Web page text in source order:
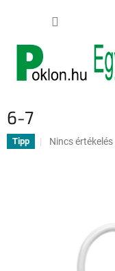
tartalomhoz
6-7
Tipp
A
Nincs értékelés